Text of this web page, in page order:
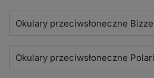
Okulary przeciwsłoneczne
Okulary przeciwsłoneczne